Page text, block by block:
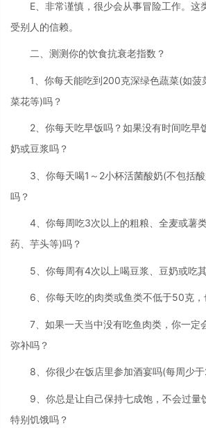
E、非常谨慎，很少会从事冒险工作。这
受别人的信赖。
二、测测你的饮食抗衰老指数？
1、你每天能吃到200克深绿色蔬菜(如菠
菜花等)吗？
2、你每天吃早饭吗？如果没有时间吃早
奶或豆浆吗？
3、你每天喝1～2小杯活菌酸奶(不包括
吗？
4、你每周吃3次以上的粗粮、全麦或薯
药、芋头等)吗？
5、你每周有4次以上喝豆浆、豆奶或吃
6、你每天吃的肉类或鱼类不低于50克
7、如果一天当中没有吃鱼肉类，你一定
弥补吗？
8、你很少在饭店里参加酒宴吗(每周少于
9、你总是让自己保持七成饱，不会过量
特别饥饿吗？